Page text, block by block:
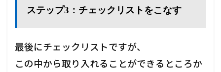
ステップ3：チェックリストをこなす
最後にチェックリストですが、
この中から取り入れることができるところか